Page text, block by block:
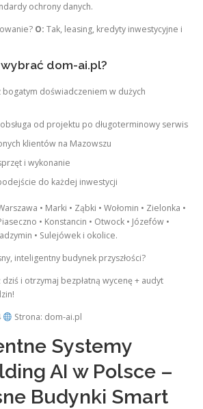
ochrony danych.
O: Tak, leasing, kredyty inwestycyjne i
dom-ai.pl?
bogatym doświadczeniem w dużych
od projektu po długoterminowy serwis
klientów na Mazowszu
i wykonanie
do każdej inwestycji
• Marki • Ząbki • Wołomin • Zielonka •
• Konstancin • Otwock • Józefów •
• Sulejówek i okolice.
inteligentny budynek przyszłości?
dziś i otrzymaj bezpłatną wycenę + audyt
Strona: dom-ai.pl
Systemy
AI w Polsce –
Budynki Smart